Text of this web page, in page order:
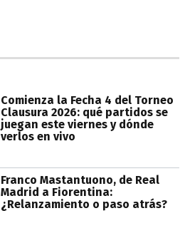
Comienza la Fecha 4 del Torneo
Clausura 2026: qué partidos se
juegan este viernes y dónde
verlos en vivo
Franco Mastantuono, de Real
Madrid a Fiorentina:
¿Relanzamiento o paso atrás?